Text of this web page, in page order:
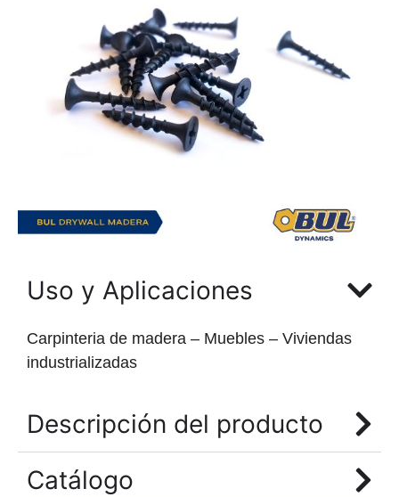
Uso y Aplicaciones
Carpinteria de madera – Muebles – Viviendas
industrializadas
Descripción del producto
Catálogo